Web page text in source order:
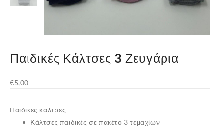
Παιδικές Κάλτσες 3 Ζευγάρια
€5,00
Παιδικές κάλτσες
Κάλτσες παιδικές σε πακέτο 3 τεμαχίων